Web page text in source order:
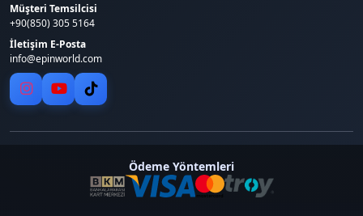
Müşteri Temsilcisi
+90(850) 305 5164
İletişim E-Posta
info@epinworld.com
Ödeme Yöntemleri